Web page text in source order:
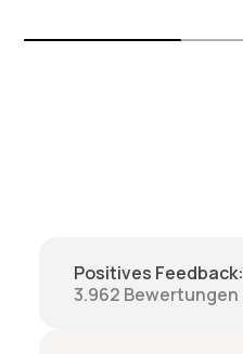
Positives Feedback:
3.962 Bewertungen